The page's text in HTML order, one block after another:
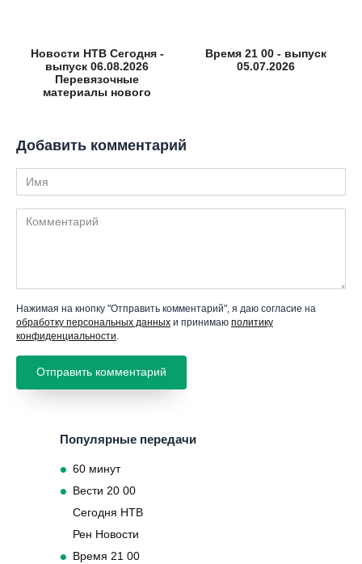
Новости НТВ Сегодня -
выпуск 06.08.2026
Перевязочные
материалы нового
Время 21 00 - выпуск
05.07.2026
Добавить комментарий
Имя
Комментарий
Нажимая на кнопку "Отправить комментарий", я даю согласие на
обработку персональных данных и принимаю политику
конфиденциальности
Популярные передачи
60 минут
Вести 20 00
Сегодня НТВ
Рен Новости
Время 21 00